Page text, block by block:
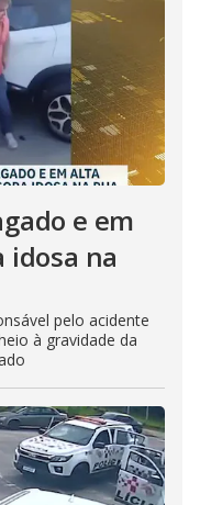
e em
idosa na
pelo acidente
à gravidade da